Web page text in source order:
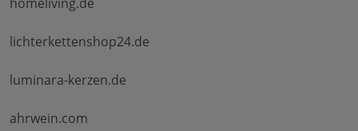
lichterkettenshop24.de
luminara-kerzen.de
ahrwein.com